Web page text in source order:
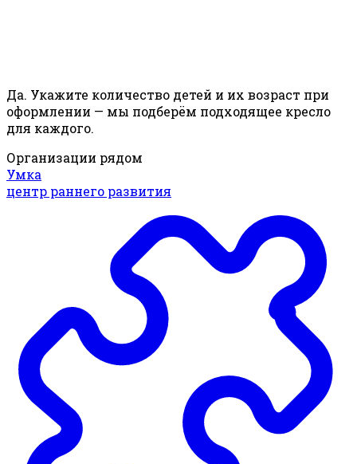
Да. Укажите количество детей и их возраст при
оформлении — мы подберём подходящее кресло
для каждого.
Организации рядом
Умка
центр раннего развития